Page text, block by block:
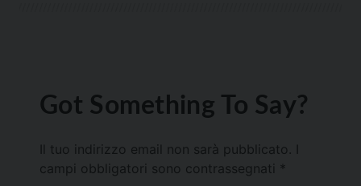
Got Something To Say?
Il tuo indirizzo email non sarà pubblicato.
campi obbligatori sono contrassegnati *